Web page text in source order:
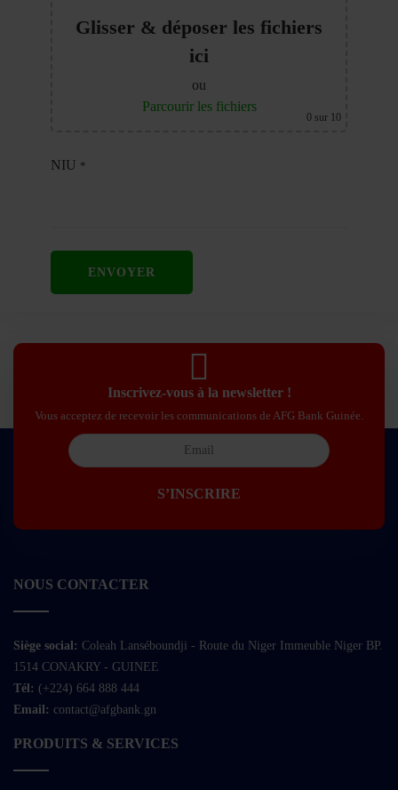
Glisser & déposer les fichiers
ici
ou
Parcourir les fichiers
0 sur 10
NIU *
Inscrivez-vous à la newsletter !
Vous acceptez de recevoir les communications de AFG Bank Guinée.
NOUS CONTACTER
Siège social: Coleah Lanséboundji - Route du Niger Immeuble Niger BP.
1514 CONAKRY - GUINEE
Tél: (+224) 664 888 444
Email: contact@afgbank.gn
PRODUITS & SERVICES